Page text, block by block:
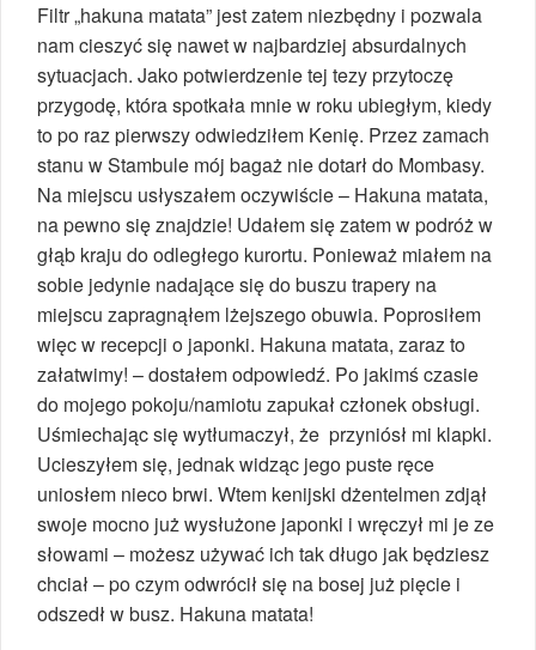
Filtr „hakuna matata” jest zatem niezbędny i pozwala
nam cieszyć się nawet w najbardziej absurdalnych
sytuacjach. Jako potwierdzenie tej tezy przytoczę
przygodę, która spotkała mnie w roku ubiegłym, kiedy
to po raz pierwszy odwiedziłem Kenię. Przez zamach
stanu w Stambule mój bagaż nie dotarł do Mombasy.
Na miejscu usłyszałem oczywiście – Hakuna matata,
na pewno się znajdzie! Udałem się zatem w podróż w
głąb kraju do odległego kurortu. Ponieważ miałem na
sobie jedynie nadające się do buszu trapery na
miejscu zapragnąłem lżejszego obuwia. Poprosiłem
więc w recepcji o japonki. Hakuna matata, zaraz to
załatwimy! – dostałem odpowiedź. Po jakimś czasie
do mojego pokoju/namiotu zapukał członek obsługi.
Uśmiechając się wytłumaczył, że przyniósł mi klapki.
Ucieszyłem się, jednak widząc jego puste ręce
uniosłem nieco brwi. Wtem kenijski dżentelmen zdjął
swoje mocno już wysłużone japonki i wręczył mi je ze
słowami – możesz używać ich tak długo jak będziesz
chciał – po czym odwrócił się na bosej już pięcie i
odszedł w busz. Hakuna matata!